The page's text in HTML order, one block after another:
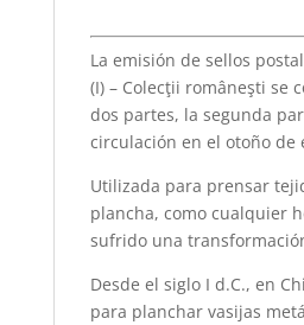
La emisión de sellos
(I) – Colecţii româneşti se
dos partes, la segunda
circulación en el otoño de
Utilizada para prensar
plancha, como cualquier
sufrido una
Desde el siglo I d.C., en
para planchar vasijas